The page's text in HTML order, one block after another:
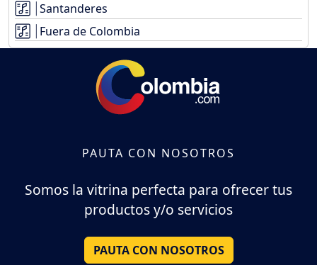
Santanderes
Fuera de Colombia
PAUTA CON NOSOTROS
Somos la vitrina perfecta para ofrecer tus
productos y/o servicios
PAUTA CON NOSOTROS